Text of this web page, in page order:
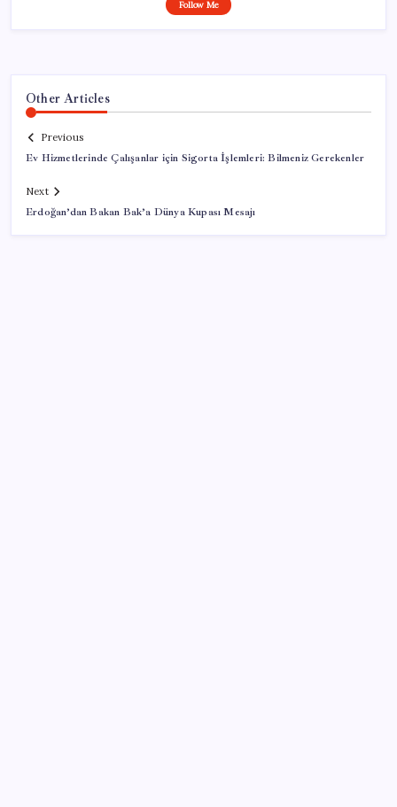
Follow Me
Other Articles
Previous
Ev Hizmetlerinde Çalışanlar için Sigorta İşlemleri: Bilmeniz Gerekenler
Next
Erdoğan’dan Bakan Bak’a Dünya Kupası Mesajı